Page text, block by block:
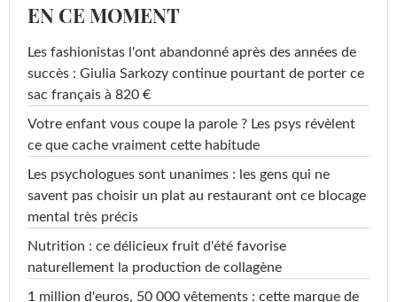
EN CE MOMENT
Les fashionistas l'ont abandonné après des années de
succès : Giulia Sarkozy continue pourtant de porter ce
sac français à 820 €
Votre enfant vous coupe la parole ? Les psys révèlent
ce que cache vraiment cette habitude
Les psychologues sont unanimes : les gens qui ne
savent pas choisir un plat au restaurant ont ce blocage
mental très précis
Nutrition : ce délicieux fruit d'été favorise
naturellement la production de collagène
1 million d'euros, 50 000 vêtements : cette marque de